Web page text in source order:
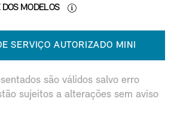
DOS MODELOS
SERVIÇO AUTORIZADO MINI
são válidos salvo erro
sujeitos a alterações sem aviso